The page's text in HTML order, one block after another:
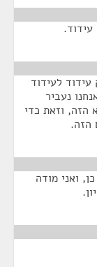
לעידוד
נעביר
הזה, וזאת כדי
הזה.
ואני מודה